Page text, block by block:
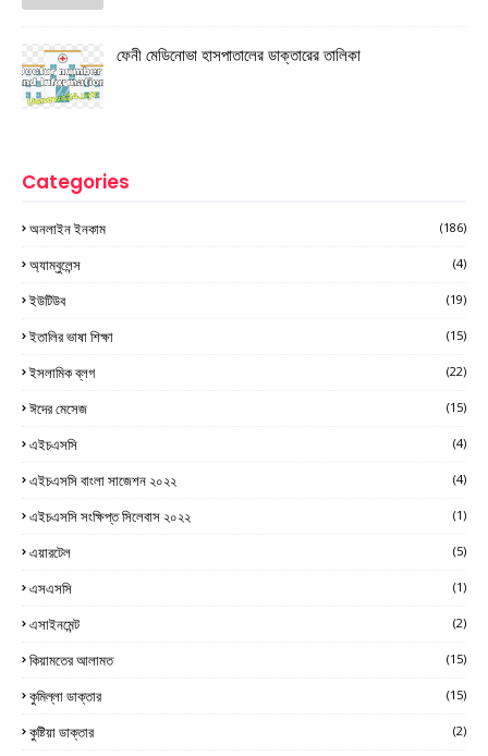
ফেনী মেডিনোভা হাসপাতালের ডাক্তারের তালিকা
Categories
অনলাইন ইনকাম (186)
অ্যাম্বুলেন্স (4)
ইউটিউব (19)
ইতালির ভাষা শিক্ষা (15)
ইসলামিক ব্লগ (22)
ঈদের মেসেজ (15)
এইচএসসি (4)
এইচএসসি বাংলা সাজেশন ২০২২ (4)
এইচএসসি সংক্ষিপ্ত সিলেবাস ২০২২ (1)
এয়ারটেল (5)
এসএসসি (1)
এসাইনমেন্ট (2)
কিয়ামতের আলামত (15)
কুমিল্লা ডাক্তার (15)
কুষ্টিয়া ডাক্তার (2)